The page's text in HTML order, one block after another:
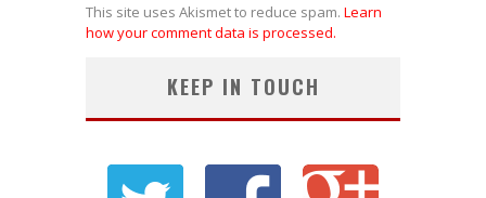
This site uses Akismet to reduce spam. Learn
how your comment data is processed.
KEEP IN TOUCH